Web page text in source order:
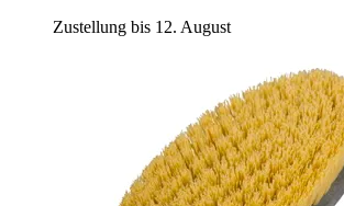
Zustellung bis 12. August